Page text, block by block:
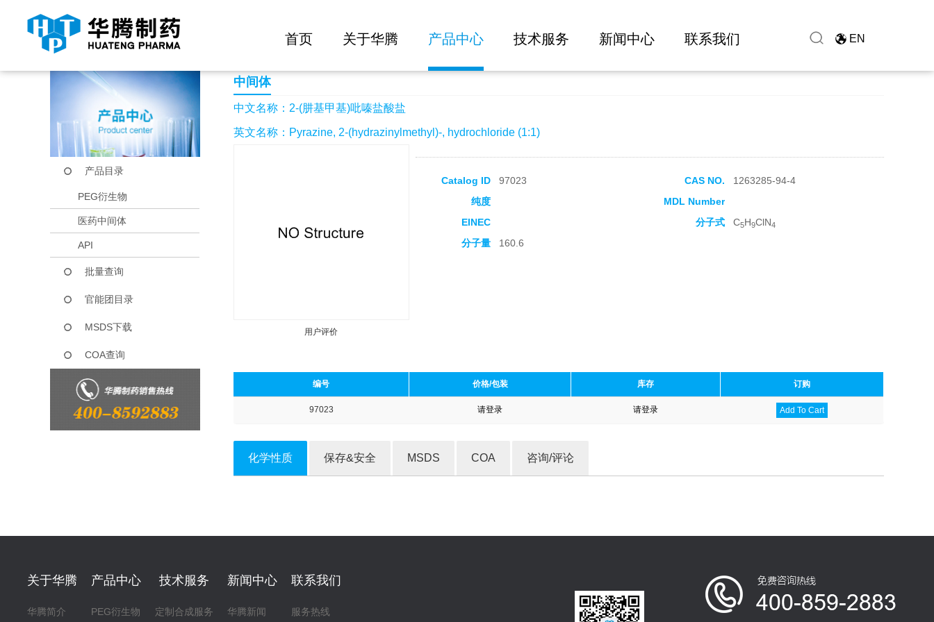
首页 关于华腾 产品中心 技术服务 新闻中心 联系我们 EN
当前位置： 首页 产品中心 2-(肼基甲基)吡嗪盐酸盐
产品目录
PEG衍生物
医药中间体
API
批量查询
官能团目录
MSDS下载
COA查询
中间体
中文名称：2-(肼基甲基)吡嗪盐酸盐
英文名称：Pyrazine, 2-(hydrazinylmethyl)-, hydrochloride (1:1)
用户评价
Catalog ID 97023 CAS NO.
1263285-94-4
纯度
MDL Number
EINEC
分子式 C5H9ClN4
分子量 160.6
编号 价格/包装 库存 订购
97023 请登录 请登录 Add To Cart
化学性质 保存&安全 MSDS COA 咨询/评论
关于华腾
华腾简介
产品中心
PEG衍生物
技术服务
定制合成服务
新闻中心
华腾新闻
联系我们
服务热线